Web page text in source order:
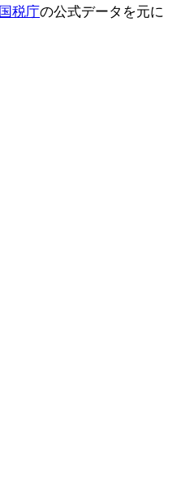
国税庁の公式データを元に